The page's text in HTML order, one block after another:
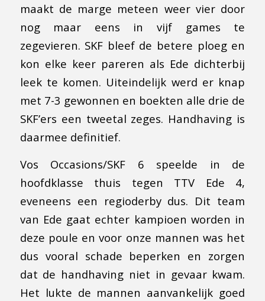
maakt de marge meteen weer vier door
nog maar eens in vijf games te
zegevieren. SKF bleef de betere ploeg en
kon elke keer pareren als Ede dichterbij
leek te komen. Uiteindelijk werd er knap
met 7-3 gewonnen en boekten alle drie de
SKF’ers een tweetal zeges. Handhaving is
daarmee definitief.
Vos Occasions/SKF 6 speelde in de
hoofdklasse thuis tegen TTV Ede 4,
eveneens een regioderby dus. Dit team
van Ede gaat echter kampioen worden in
deze poule en voor onze mannen was het
dus vooral schade beperken en zorgen
dat de handhaving niet in gevaar kwam.
Het lukte de mannen aanvankelijk goed